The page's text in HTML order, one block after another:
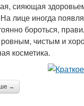
сияющая
лице иногда
бороться,
чистым и
косметика.
→